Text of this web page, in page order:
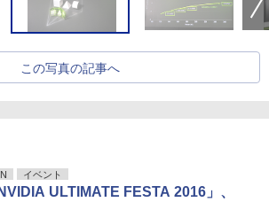
この写真の記事へ
イベント
NVIDIA ULTIMATE FESTA 2016」、